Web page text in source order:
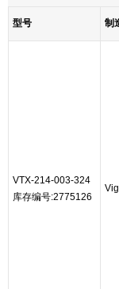
型号 制
VTX-214-003-324
库存编号:2775126